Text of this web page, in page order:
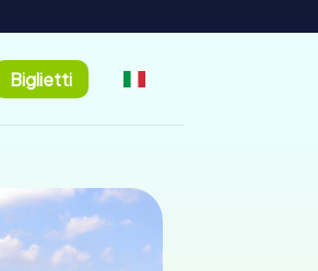
Biglietti